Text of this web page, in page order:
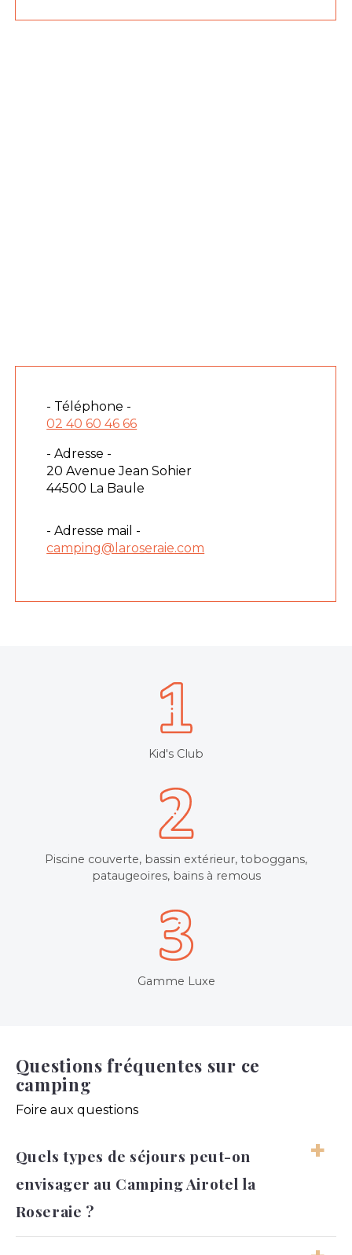
Kid's Club
Piscine couverte, bassin extérieur, toboggans,
pataugeoires, bains à remous
Gamme Luxe
- Téléphone -
02 40 60 46 66
- Adresse -
20 Avenue Jean Sohier
44500 La Baule
- Adresse mail -
camping@laroseraie.com
Questions fréquentes sur ce
camping
Foire aux questions
Quels types de séjours peut-on
envisager au Camping Airotel la
Roseraie ?